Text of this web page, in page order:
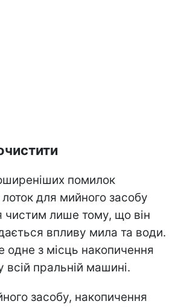
помилок
для мийного засобу
чистим лише тому, що він
впливу мила та води.
одне з місць накопичення
всій пральній машині.
засобу, накопичення